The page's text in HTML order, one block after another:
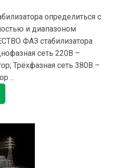
определиться с
и диапазоном
ФАЗ стабилизатора
сеть 220В –
Трёхфазная сеть 380В –
...